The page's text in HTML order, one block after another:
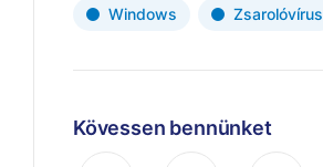
Windows Zsarolóvírus
Kövessen bennünket